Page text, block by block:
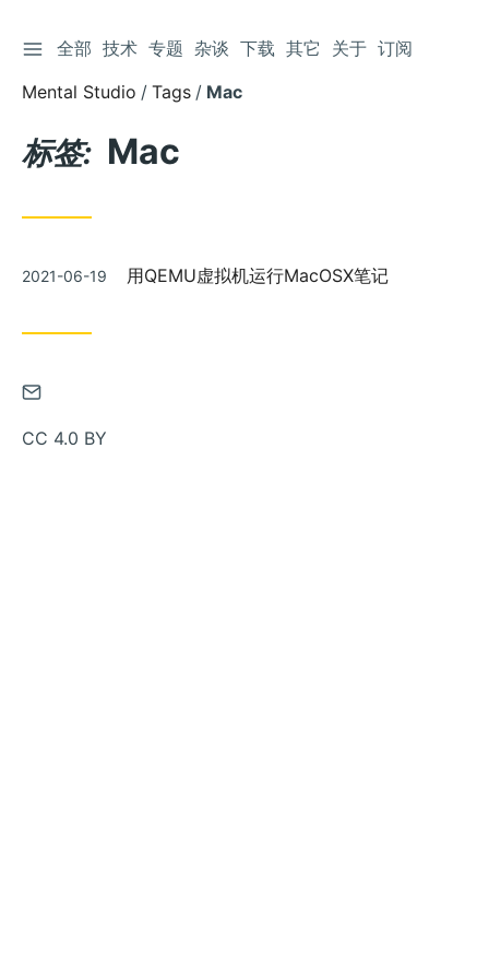
跳
到
章
切换侧边栏
全部 技术 专题 杂谈 下载 其它 关于 订阅
Mental Studio
Tags Mac
标签: Mac
发
2021-06-19 用QEMU虚拟机运行MacOSX笔记
通
邮
CC 4.0 BY